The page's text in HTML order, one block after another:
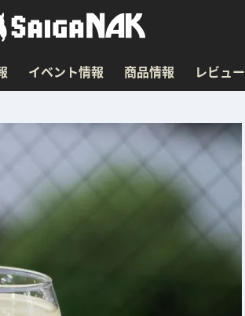
イベント情報 商品情報 レビュー